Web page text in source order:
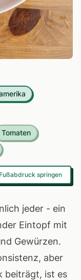
Tomaten
springen
jeder - ein
Eintopf mit
Gewürzen.
aber
beiträgt, ist es